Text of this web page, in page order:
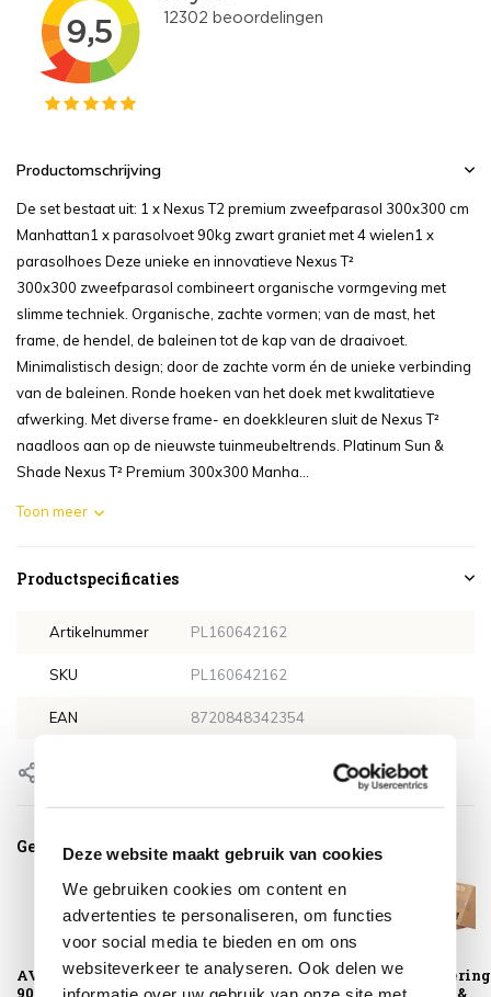
Deze website maakt gebruik van cookies
We gebruiken cookies om content en
advertenties te personaliseren, om functies
voor social media te bieden en om ons
websiteverkeer te analyseren. Ook delen we
Productomschrijving
De set bestaat uit: 1 x Nexus T2 premium zweefparasol 300x300 cm
Manhattan1 x parasolvoet 90kg zwart graniet met 4 wielen1 x
parasolhoes Deze unieke en innovatieve Nexus T²
300x300 zweefparasol combineert organische vormgeving met
slimme techniek. Organische, zachte vormen; van de mast, het
frame, de hendel, de baleinen tot de kap van de draaivoet.
Minimalistisch design; door de zachte vorm én de unieke verbinding
van de baleinen. Ronde hoeken van het doek met kwalitatieve
afwerking. Met diverse frame- en doekkleuren sluit de Nexus T²
naadloos aan op de nieuwste tuinmeubeltrends. Platinum Sun &
Shade Nexus T² Premium 300x300 Manha...
Toon meer
Productspecificaties
Artikelnummer PL160642162
SKU PL160642162
EAN 8720848342354
Gerelateerde producten
AVH Parasolvoet
90 kg met 4 wielen
Parasolhoes
H250x55-60 cm –
Extra gemak &